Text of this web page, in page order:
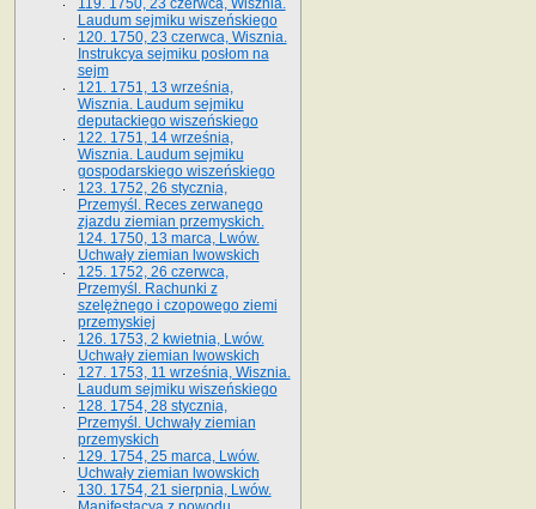
119. 1750, 23 czerwca, Wisznia.
Laudum sejmiku wiszeńskiego
120. 1750, 23 czerwca, Wisznia.
Instrukcya sejmiku posłom na
sejm
121. 1751, 13 września,
Wisznia. Laudum sejmiku
deputackiego wiszeńskiego
122. 1751, 14 września,
Wisznia. Laudum sejmiku
gospodarskiego wiszeńskiego
123. 1752, 26 stycznia,
Przemyśl. Reces zerwanego
zjazdu ziemian przemyskich.
124. 1750, 13 marca, Lwów.
Uchwały ziemian lwowskich
125. 1752, 26 czerwca,
Przemyśl. Rachunki z
szelężnego i czopowego ziemi
przemyskiej
126. 1753, 2 kwietnia, Lwów.
Uchwały ziemian lwowskich
127. 1753, 11 września, Wisznia.
Laudum sejmiku wiszeńskiego
128. 1754, 28 stycznia,
Przemyśl. Uchwały ziemian
przemyskich
129. 1754, 25 marca, Lwów.
Uchwały ziemian lwowskich
130. 1754, 21 sierpnia, Lwów.